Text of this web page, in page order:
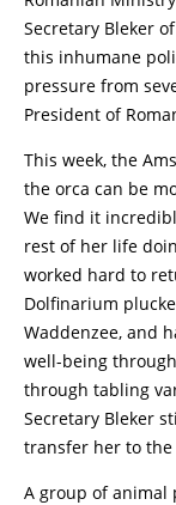
Secretary Bleker
this inhumane
pressure from
President of
This week, the
the orca can be
We find it
rest of her life
worked hard to
Dolfinarium
Waddenzee, and
well-being
through tabling
Secretary Bleker
transfer her to
A group of animal